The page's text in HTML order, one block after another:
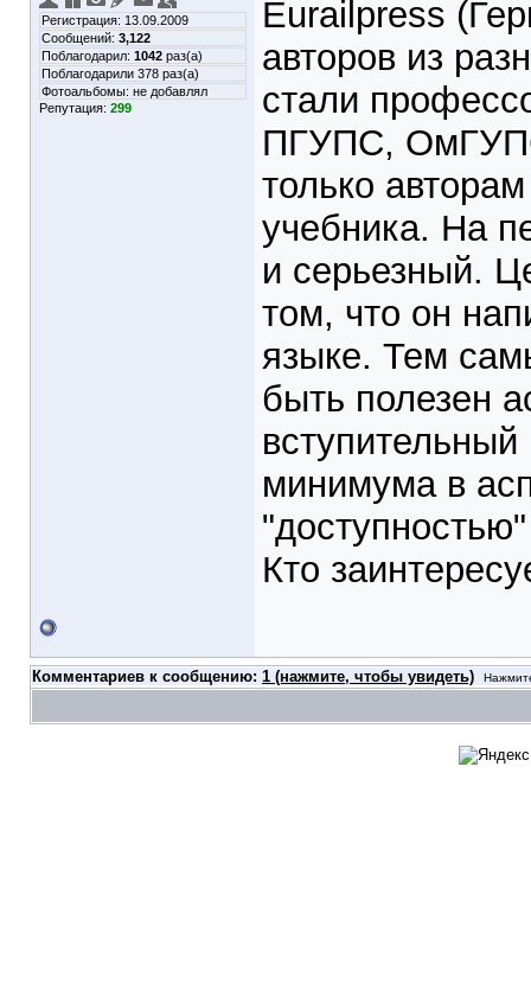
Регистрация: 13.09.2009
Сообщений: 3,122
Поблагодарил: 1042 раз(а)
Поблагодарили 378 раз(а)
Фотоальбомы: не добавлял
Репутация: 299
Eurailpress
авторов из
стали
ПГУПС,
только
учебника. На
и серьезный.
том, что он
языке. Тем
быть полезен
вступительный
минимума в
Кто
Комментариев к сообщению: 1 (нажмите, чтобы увидеть)